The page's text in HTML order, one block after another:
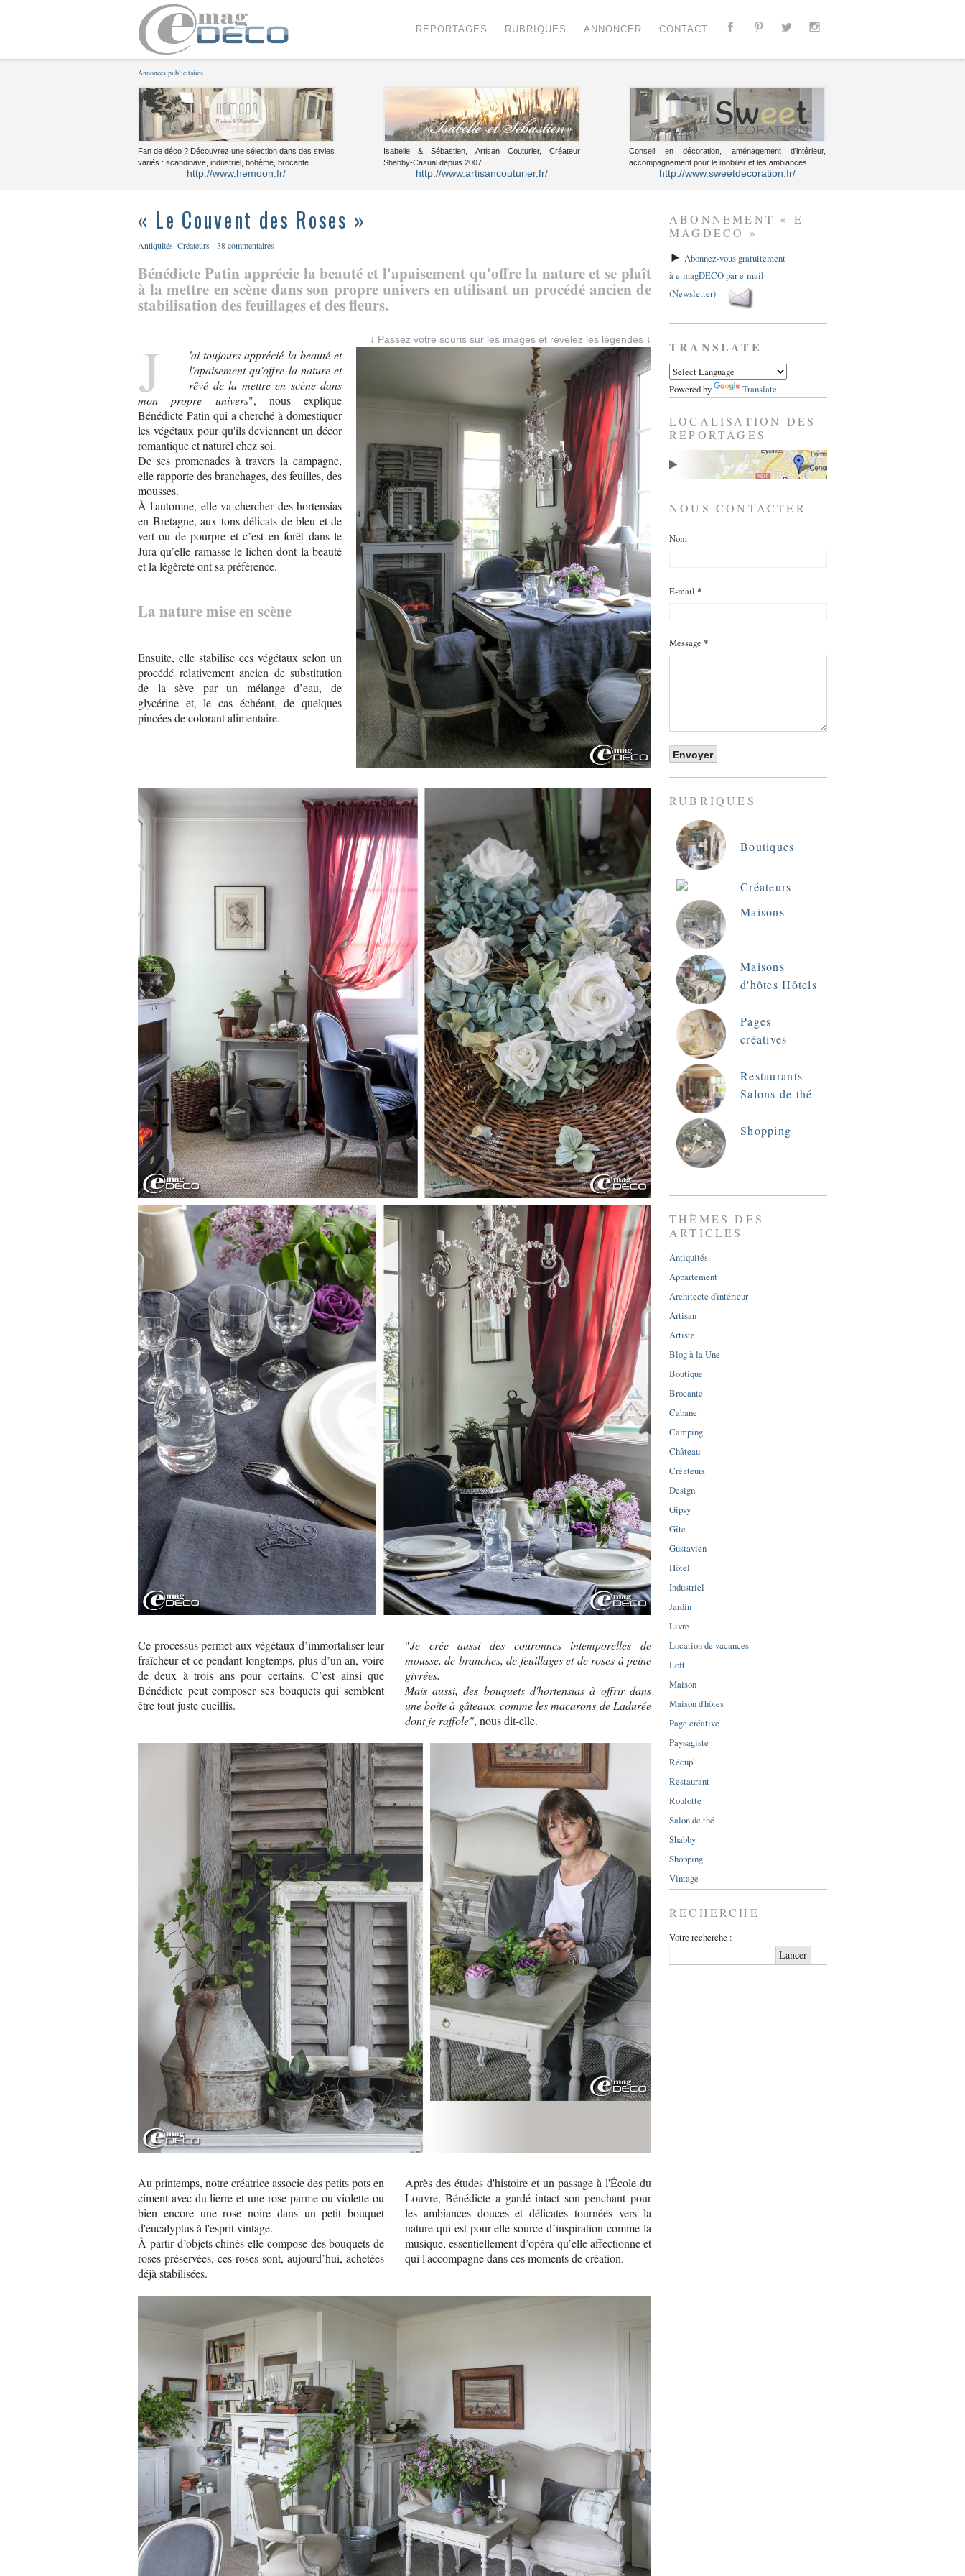
REPORTAGES RUBRIQUES ANNONCER CONTACT
Annonces publicitaires
Fan de déco ? Découvrez une sélection dans des styles
variés : scandinave, industriel, bohème, brocante...
http://www.hemoon.fr/
Isabelle & Sébastien, Artisan Couturier, Créateur
Shabby-Casual depuis 2007
http://www.artisancouturier.fr/
Conseil en décoration, aménagement d'intérieur,
accompagnement pour le mobilier et les ambiances
http://www.sweetdecoration.fr/
« Le Couvent des Roses »
Antiquités Créateurs 38 commentaires
Bénédicte Patin apprécie la beauté et l'apaisement qu'offre la nature et se plaît
à la mettre en scène dans son propre univers en utilisant un procédé ancien de
stabilisation des feuillages et des fleurs.
↓ Passez votre souris sur les images et révélez les légendes ↓
J
'ai toujours apprécié la beauté et
l'apaisement qu'offre la nature et
rêvé de la mettre en scène dans
mon propre univers", nous explique
Bénédicte Patin qui a cherché à domestiquer
les végétaux pour qu'ils deviennent un décor
romantique et naturel chez soi.
De ses promenades à travers la campagne,
elle rapporte des branchages, des feuilles, des
mousses.
À l'automne, elle va chercher des hortensias
en Bretagne, aux tons délicats de bleu et de
vert ou de pourpre et c’est en forêt dans le
Jura qu’elle ramasse le lichen dont la beauté
et la légèreté ont sa préférence.
La nature mise en scène
Ensuite, elle stabilise ces végétaux selon un
procédé relativement ancien de substitution
de la sève par un mélange d’eau, de
glycérine et, le cas échéant, de quelques
pincées de colorant alimentaire.
Ce processus permet aux végétaux d’immortaliser leur
fraîcheur et ce pendant longtemps, plus d’un an, voire
de deux à trois ans pour certains. C’est ainsi que
Bénédicte peut composer ses bouquets qui semblent
être tout juste cueillis.
"Je crée aussi des couronnes intemporelles de
mousse, de branches, de feuillages et de roses à peine
givrées.
Mais aussi, des bouquets d'hortensias à offrir dans
une boîte à gâteaux, comme les macarons de Ladurée
dont je raffole", nous dit-elle.
Au printemps, notre créatrice associe des petits pots en
ciment avec du lierre et une rose parme ou violette ou
bien encore une rose noire dans un petit bouquet
d'eucalyptus à l'esprit vintage.
À partir d’objets chinés elle compose des bouquets de
roses préservées, ces roses sont, aujourd’hui, achetées
déjà stabilisées.
Après des études d'histoire et un passage à l'École du
Louvre, Bénédicte a gardé intact son penchant pour
les ambiances douces et délicates tournées vers la
nature qui est pour elle source d’inspiration comme la
musique, essentiellement d’opéra qu’elle affectionne et
qui l'accompagne dans ces moments de création.
ABONNEMENT « E-
MAGDECO »
► Abonnez-vous gratuitement
à e-magDECO par e-mail
(Newsletter)
TRANSLATE
Powered by Translate
LOCALISATION DES
REPORTAGES
NOUS CONTACTER
Nom
E-mail *
Message *
RUBRIQUES
Boutiques
Créateurs
Maisons
Maisons
d'hôtes Hôtels
Pages
créatives
Restaurants
Salons de thé
Shopping
THÈMES DES
ARTICLES
Antiquités
Appartement
Architecte d'intérieur
Artisan
Artiste
Blog à la Une
Boutique
Brocante
Cabane
Camping
Château
Créateurs
Design
Gipsy
Gîte
Gustavien
Hôtel
Industriel
Jardin
Livre
Location de vacances
Loft
Maison
Maison d'hôtes
Page créative
Paysagiste
Récup'
Restaurant
Roulotte
Salon de thé
Shabby
Shopping
Vintage
RECHERCHE
Votre recherche :